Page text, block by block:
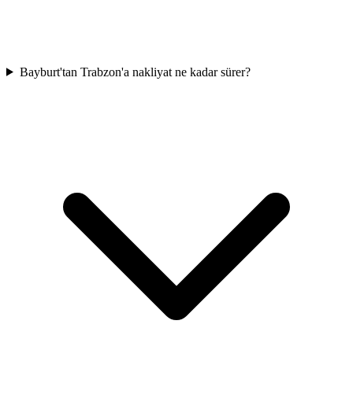
Bayburt'tan Trabzon'a nakliyat ne kadar sürer?